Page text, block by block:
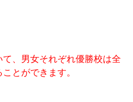
、男女それぞれ優勝校は全
とができます。